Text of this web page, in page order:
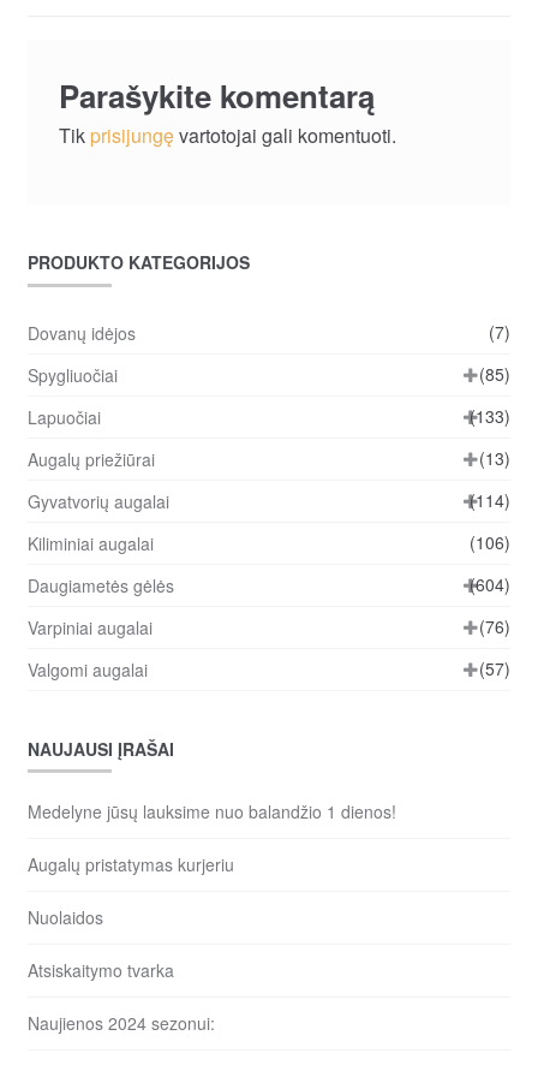
Parašykite komentarą
Tik prisijungęvartotojai gali komentuoti.
PRODUKTO KATEGORIJOS
Dovanų idėjos
(7)
Spygliuočiai
(85)
Lapuočiai
(133)
Augalų priežiūrai
(13)
Gyvatvorių augalai
(114)
Kiliminiai augalai
(106)
Daugiametės gėlės
(604)
Varpiniai augalai
(76)
Valgomi augalai
(57)
NAUJAUSI ĮRAŠAI
Medelyne jūsų lauksime nuo balandžio 1 dienos!
Augalų pristatymas kurjeriu
Nuolaidos
Atsiskaitymo tvarka
Naujienos 2024 sezonui: